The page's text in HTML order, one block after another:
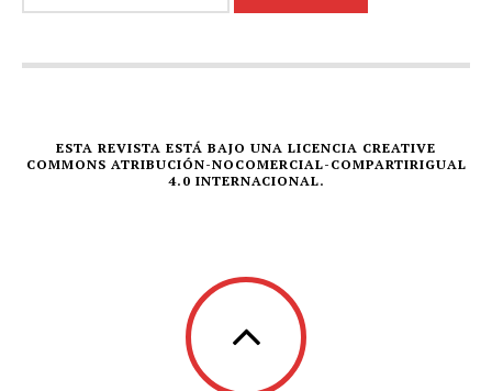
ESTA REVISTA ESTÁ BAJO UNA LICENCIA CREATIVE
COMMONS ATRIBUCIÓN-NOCOMERCIAL-COMPARTIRIGUAL
4.0 INTERNACIONAL.